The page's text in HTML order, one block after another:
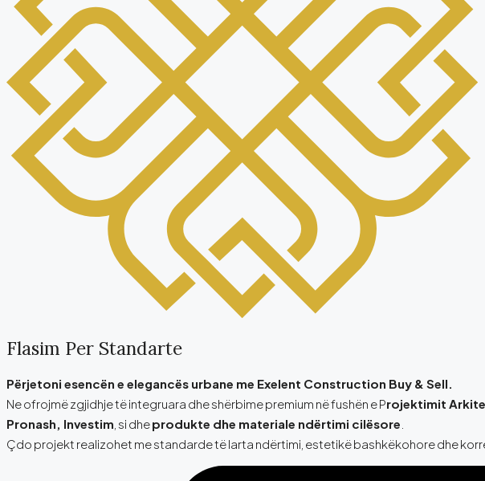
Flasim Per Standarte
Përjetoni esencën e elegancës urbane me Exelent Construction Buy & Sell.
Ne ofrojmë zgjidhje të integruara dhe shërbime premium në fushën e Projektimit
Pronash, Investim , si dheprodukte dhe materiale ndërtimi cilësore
Çdo projekt realizohet me standarde të larta ndërtimi, estetikë bashkëkohore dhe